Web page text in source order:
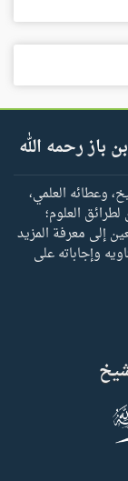
باز رحمه الله
وعطائه العلمي،
العلوم؛
إلى معرفة المزيد
وإجاباته على